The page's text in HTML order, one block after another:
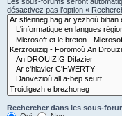
désactivez pas l’option «
Rechercher dans les sous-